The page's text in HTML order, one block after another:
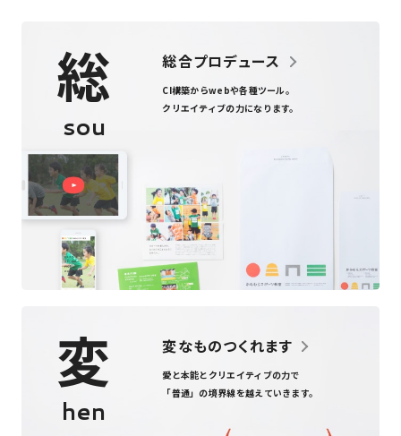
総
sou
総合プロデュース
CI構築からwebや各種ツール。
クリエイティブの力になります。
変
hen
変なものつくれます
愛と本能とクリエイティブの力で
「普通」の境界線を越えていきます。